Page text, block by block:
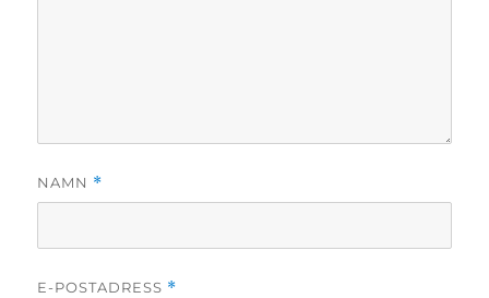
NAMN *
E-POSTADRESS *